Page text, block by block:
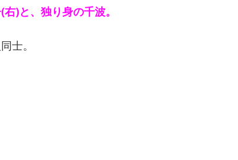
)と、独り身の千波。
士。